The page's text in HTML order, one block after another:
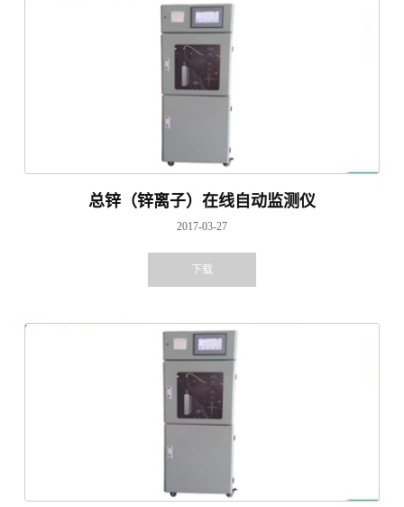
总锌（锌离子）在线自动监测仪
2017-03-27
下载